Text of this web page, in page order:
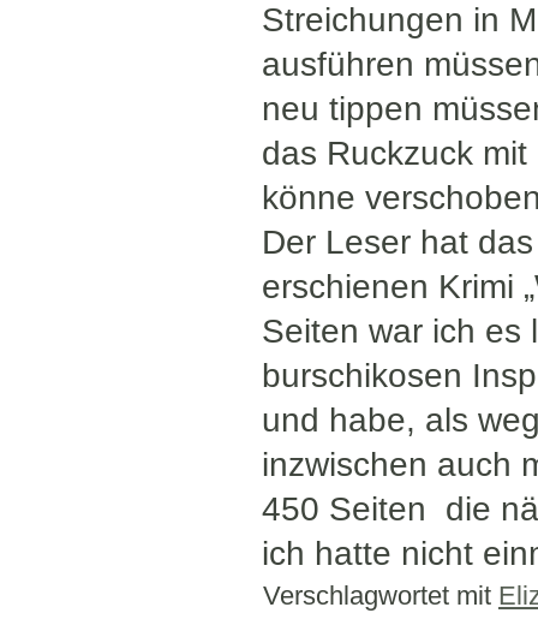
Streichungen in
ausführen
neu tippen
das Ruckzuck
könne
Der Leser hat
erschienen Krimi
Seiten war ich es
burschikosen
und habe, als
inzwischen auch
450 Seiten die
ich hatte nicht
Verschlagwortet mit